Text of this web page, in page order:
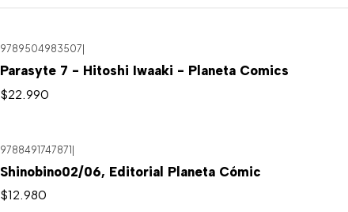
9789504983507
Parasyte 7 - Hitoshi Iwaaki - Planeta Comics
$22.990
9788491747871|
Shinobino02/06, Editorial Planeta Cómic
$12.980